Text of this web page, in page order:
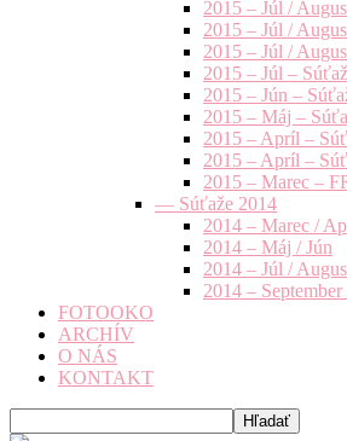
2015 – Júl /
2015 – Júl /
2015 – Júl /
2015 – Júl –
2015 – Jún –
2015 – Máj –
2015 – Apríl –
2015 – Apríl –
2015 – Marec –
— Súťaže 2014
2014 – Marec /
2014 – Máj / Jún
2014 – Júl /
2014 –
FOTOOKO
ARCHÍV
O NÁS
KONTAKT